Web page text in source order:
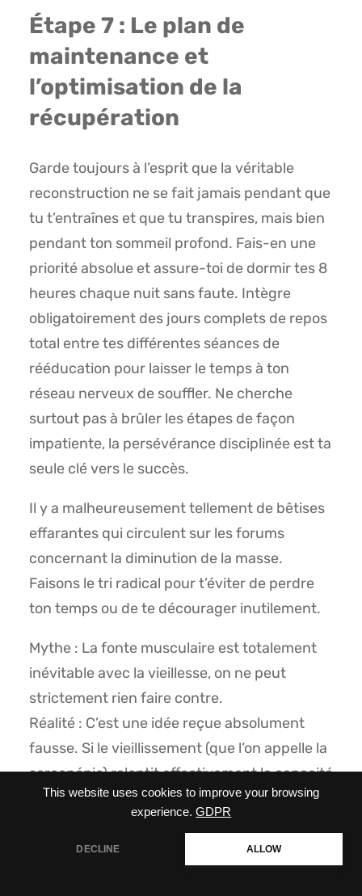
This website uses cookies to improve your browsing
experience. GDPR
DECLINE ALLOW
Étape 7 : Le plan de
maintenance et
l’optimisation de la
récupération
Garde toujours à l’esprit que la véritable
reconstruction ne se fait jamais pendant que
tu t’entraînes et que tu transpires, mais bien
pendant ton sommeil profond. Fais-en une
priorité absolue et assure-toi de dormir tes 8
heures chaque nuit sans faute. Intègre
obligatoirement des jours complets de repos
total entre tes différentes séances de
rééducation pour laisser le temps à ton
réseau nerveux de souffler. Ne cherche
surtout pas à brûler les étapes de façon
impatiente, la persévérance disciplinée est ta
seule clé vers le succès.
Il y a malheureusement tellement de bêtises
effarantes qui circulent sur les forums
concernant la diminution de la masse.
Faisons le tri radical pour t’éviter de perdre
ton temps ou de te décourager inutilement.
Mythe : La fonte musculaire est totalement
inévitable avec la vieillesse, on ne peut
strictement rien faire contre.
Réalité : C’est une idée reçue absolument
fausse. Si le vieillissement (que l’on appelle la
sarcopénie) ralentit effectivement la capacité
intrinsèque à créer de nouvelles cellules,
l’entraînement régulier en résistance avec
des charges permet à des personnes de 80